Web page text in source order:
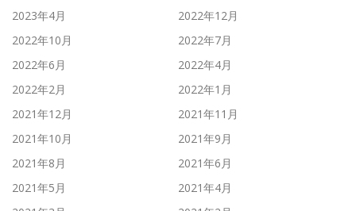
2023年4月
2022年12月
2022年10月
2022年7月
2022年6月
2022年4月
2022年2月
2022年1月
2021年12月
2021年11月
2021年10月
2021年9月
2021年8月
2021年6月
2021年5月
2021年4月